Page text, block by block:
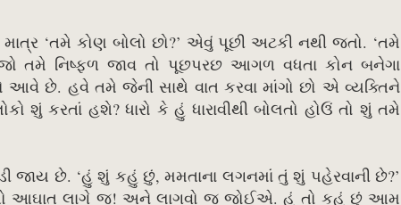
‘તમે કોણ બોલો છો?’ એવું પૂછી અટકી નથી જતો. ‘તમે
તમે નિષ્ફળ જાવ તો પૂછપરછ આગળ વધતા કોન બનેગા
આવે છે. હવે તમે જેની સાથે વાત કરવા માંગો છો એ વ્યક્તિને
શું કરતાં હશે? ધારો કે હું ધારાવીથી બોલતો હોઉં તો શું તમે
જાય છે. ‘હું શું કહું છું, મમતાના લગનમાં તું શું પહેરવાની છે?’
તો આઘાત લાગે જ! અને લાગવો જ જોઈએ. હું તો કહું છું આમ